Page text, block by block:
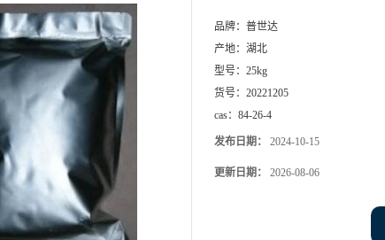
品牌： 普世达
产地： 湖北
型号： 25kg
货号： 20221205
cas： 84-26-4
发布日期： 2024-10-15
更新日期： 2026-08-06